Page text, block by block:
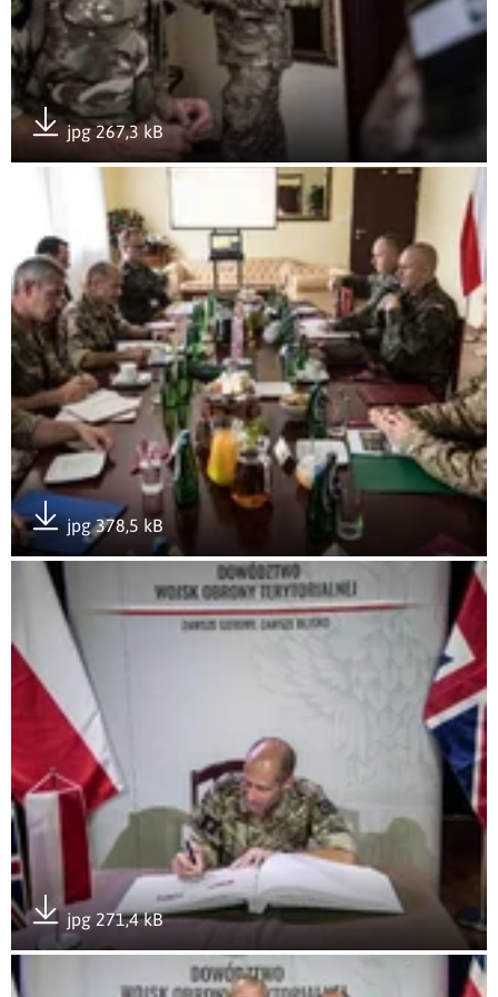
jpg 267,3 kB
Pobierz załącznik
Otwórz załącznik gen. bryg. Simon Goldstein z wizytą w
jpg 378,5 kB
Pobierz załącznik
Otwórz załącznik gen. bryg. Simon Goldstein z wizytą w
jpg 271,4 kB
Pobierz załącznik
Otwórz załącznik gen. bryg. Simon Goldstein z wizytą w